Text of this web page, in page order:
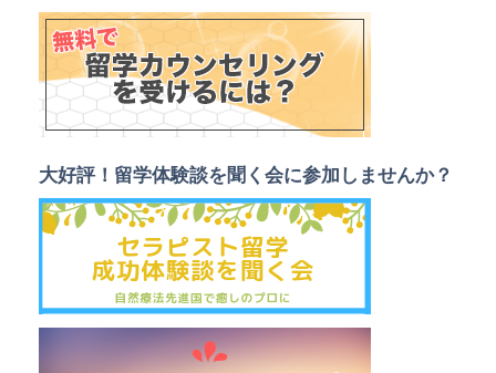
大好評！留学体験談を聞く会に参加しませんか？